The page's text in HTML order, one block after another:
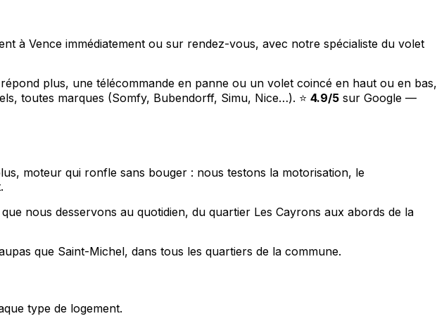
à Vence immédiatement ou sur rendez-vous, avec notre spécialiste du volet
plus, une télécommande en panne ou un volet coincé en haut ou en bas,
toutes marques (Somfy, Bubendorff, Simu, Nice…). ⭐ 4.9/5 sur Google —
moteur qui ronfle sans bouger : nous testons la motorisation, le
nous desservons au quotidien, du quartier Les Cayrons aux abords de la
que Saint-Michel, dans tous les quartiers de la commune.
type de logement.